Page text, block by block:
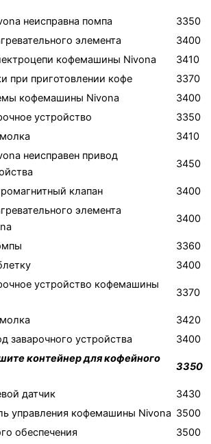
неисправна помпа
3350
элемента
3400
кофемашины Nivona
3410
при приготовлении кофе
3370
кофемашины Nivona
3400
устройство
3350
3410
неисправен привод
3450
клапан
3400
элемента
3400
3360
3400
устройство кофемашины
3370
3420
заварочного устройства
3400
контейнер для кофейного
3350
датчик
3430
управления кофемашины Nivona 3500
обеспечения
3500